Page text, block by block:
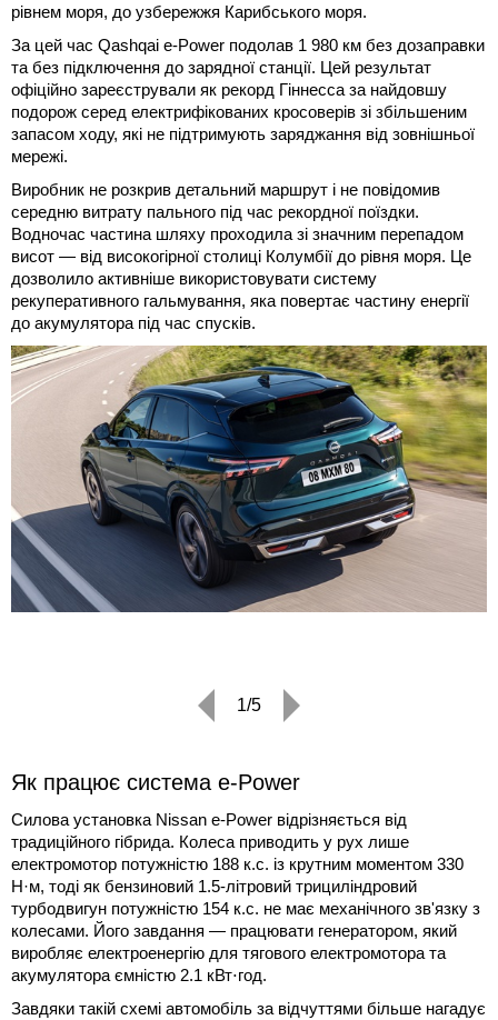
рівнем моря, до узбережжя Карибського моря.
За цей час Qashqai e-Power подолав 1 980 км без дозаправки
та без підключення до зарядної станції. Цей результат
офіційно зареєстрували як рекорд Гіннесса за найдовшу
подорож серед електрифікованих кросоверів зі збільшеним
запасом ходу, які не підтримують заряджання від зовнішньої
мережі.
Виробник не розкрив детальний маршрут і не повідомив
середню витрату пального під час рекордної поїздки.
Водночас частина шляху проходила зі значним перепадом
висот — від високогірної столиці Колумбії до рівня моря. Це
дозволило активніше використовувати систему
рекуперативного гальмування, яка повертає частину енергії
до акумулятора під час спусків.
1/5
Як працює система e-Power
Силова установка Nissan e-Power відрізняється від
традиційного гібрида. Колеса приводить у рух лише
електромотор потужністю 188 к.с. із крутним моментом 330
Н·м, тоді як бензиновий 1.5-літровий трициліндровий
турбодвигун потужністю 154 к.с. не має механічного зв'язку з
колесами. Його завдання — працювати генератором, який
виробляє електроенергію для тягового електромотора та
акумулятора ємністю 2.1 кВт⋅год.
Завдяки такій схемі автомобіль за відчуттями більше нагадує